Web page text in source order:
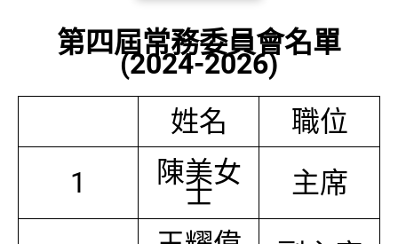
第四屆常務委員會名單
(2024-2026)
姓名
職位
1
陳美女
士 主席